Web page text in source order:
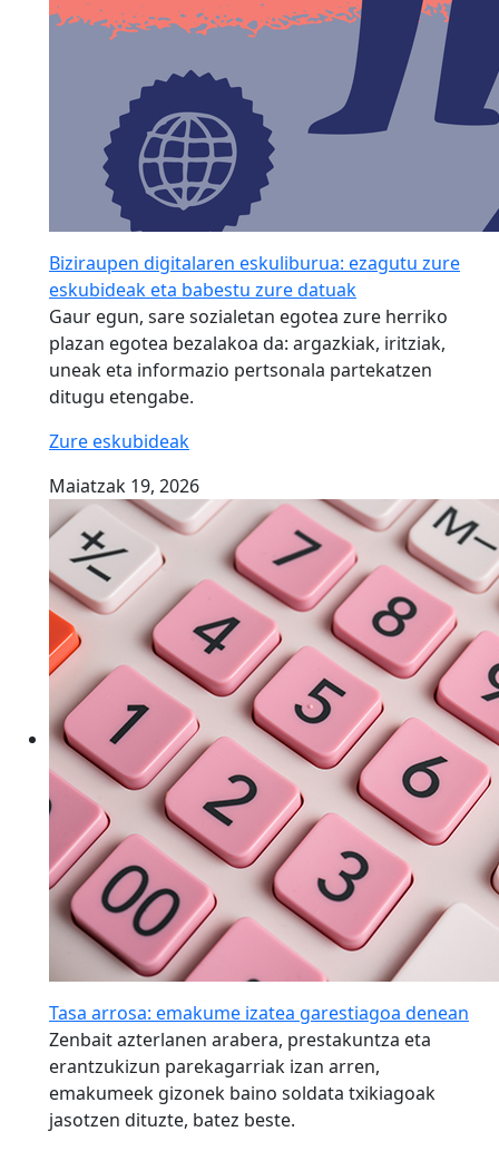
Biziraupen digitalaren eskuliburua: ezagutu zure
eskubideak eta babestu zure datuak
Gaur egun, sare sozialetan egotea zure herriko
plazan egotea bezalakoa da: argazkiak, iritziak,
uneak eta informazio pertsonala partekatzen
ditugu etengabe.
Zure eskubideak
Maiatzak 19, 2026
Tasa arrosa: emakume izatea garestiagoa denean
Zenbait azterlanen arabera, prestakuntza eta
erantzukizun parekagarriak izan arren,
emakumeek gizonek baino soldata txikiagoak
jasotzen dituzte, batez beste.